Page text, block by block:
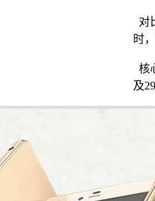
对
时
核
及